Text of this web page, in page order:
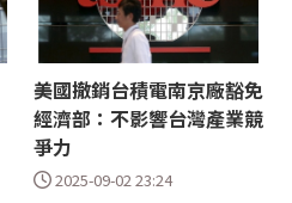
美國撤銷台積電南京廠豁免
經濟部：不影響台灣產業競
爭力
2025-09-02 23:24